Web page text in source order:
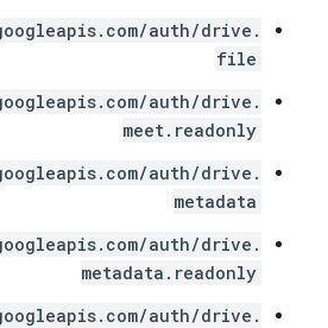
auth/drive.
file
auth/drive.
meet.readonly
auth/drive.
metadata
auth/drive.
metadata.readonly
auth/drive.